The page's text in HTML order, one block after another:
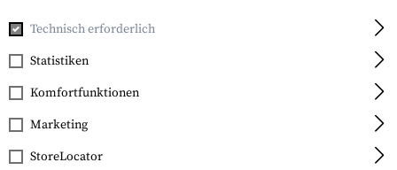
Home Waffenzubehör
IMI Defense
Magazin AK47 7.62x39
30rds
Technisch erforderlich
Statistiken
Komfortfunktionen
Marketing
StoreLocator